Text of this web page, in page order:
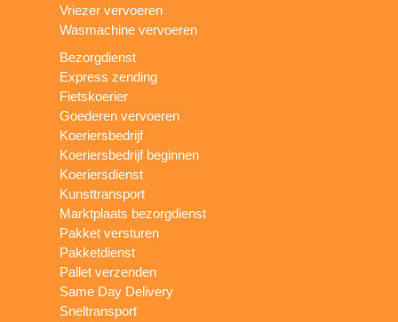
Vriezer vervoeren
Wasmachine vervoeren
Bezorgdienst
Express zending
Fietskoerier
Goederen vervoeren
Koeriersbedrijf
Koeriersbedrijf beginnen
Koeriersdienst
Kunsttransport
Marktplaats bezorgdienst
Pakket versturen
Pakketdienst
Pallet verzenden
Same Day Delivery
Sneltransport